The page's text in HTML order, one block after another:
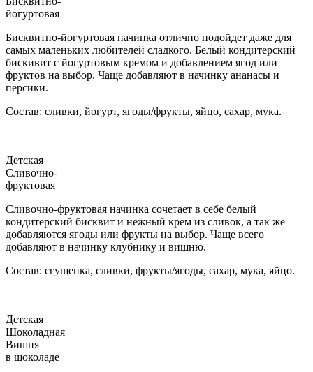
йогуртовая
Бисквитно-йогуртовая начинка отлично подойдет даже для
самых маленьких любителей сладкого. Белый кондитерский
бискивит с йогуртовым кремом и добавлением ягод или
фруктов на выбор. Чаще добавляют в начинку ананасы и
персики.
Состав: сливки, йогурт, ягоды/фрукты, яйцо, сахар, мука.
Детская
Сливочно-
фруктовая
Сливочно-фруктовая начинка сочетает в себе белый
кондитерский бисквит и нежный крем из сливок, а так же
добавляются ягоды или фрукты на выбор. Чаще всего
добавляют в начинку клубнику и вишню.
Состав: сгущенка, сливки, фрукты/ягоды, сахар, мука, яйцо.
Детская
Шоколадная
Вишня
в шоколаде